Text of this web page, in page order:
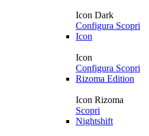
Icon Dark
Configura Scopri
Icon
Icon
Configura Scopri
Rizoma Edition
Icon Rizoma
Scopri
Nightshift